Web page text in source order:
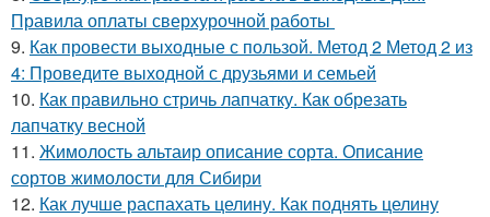
Правила оплаты сверхурочной работы
9. Как провести выходные с пользой. Метод 2 Метод 2 из
4: Проведите выходной с друзьями и семьей
10. Как правильно стричь лапчатку. Как обрезать
лапчатку весной
11. Жимолость альтаир описание сорта. Описание
сортов жимолости для Сибири
12. Как лучше распахать целину. Как поднять целину